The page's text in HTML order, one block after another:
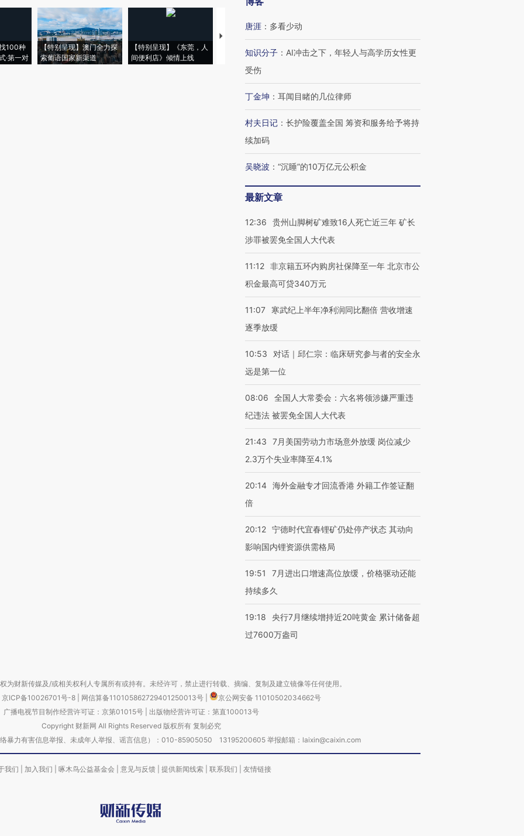
100种
·第一对
【特别呈现】澳门全力探
索葡语国家新渠道
【特别呈现】《东莞，人
间便利店》倾情上线
【推广】走进第四届链博
会，让数智科技“链”接产
【特别呈现】寻找100种
有意思的生活方式·第三对
CFO：不靠规模取胜，华
住三大增长引擎是什么？
唐涯 ： 多看少动
知识分子 ： AI冲击之下，年轻人与高学历女性更
受伤
丁金坤 ： 耳闻目睹的几位律师
村夫日记 ： 长护险覆盖全国 筹资和服务给予将持
续加码
吴晓波 ： “沉睡”的10万亿元公积金
最新文章
12:36
贵州山脚树矿难致16人死亡近三年 矿长
涉罪被罢免全国人大代表
11:12 非京籍五环内购房社保降至一年 北京市公
积金最高可贷340万元
11:07
寒武纪上半年净利润同比翻倍 营收增速
逐季放缓
10:53
对话｜邱仁宗：临床研究参与者的安全永
远是第一位
08:06
全国人大常委会：六名将领涉嫌严重违
纪违法 被罢免全国人大代表
21:43
7月美国劳动力市场意外放缓 岗位减少
2.3万个失业率降至4.1%
20:14 海外金融专才回流香港 外籍工作签证翻
倍
20:12 宁德时代宜春锂矿仍处停产状态 其动向
影响国内锂资源供需格局
19:51
7月进出口增速高位放缓，价格驱动还能
持续多久
19:18
央行7月继续增持近20吨黄金 累计储备超
过7600万盎司
为财新传媒及/或相关权利人专属所有或持有。未经许可，禁止进行转载、摘编、复制及建立镜像等任何使用。
京ICP备10026701号-8 网信算备110105862729401250013号
京公网安备 11010502034662号
广播电视节目制作经营许可证：京第01015号| 出版物经营许可证：第直100013号
Copyright 财新网 All Rights Reserved 版权所有 复制必究
暴力有害信息举报、未成年人举报、谣言信息）：010-85905050 13195200605 举报邮箱：laixin@caixin.com
我们 加入我们 啄木鸟公益基金会 意见与反馈 提供新闻线索 联系我们 友情链接